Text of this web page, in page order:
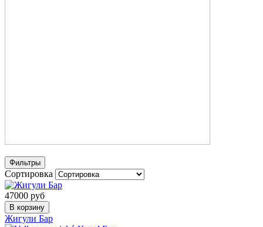
Фильтры
Сортировка
47000 руб
В корзину
Жигули Бар